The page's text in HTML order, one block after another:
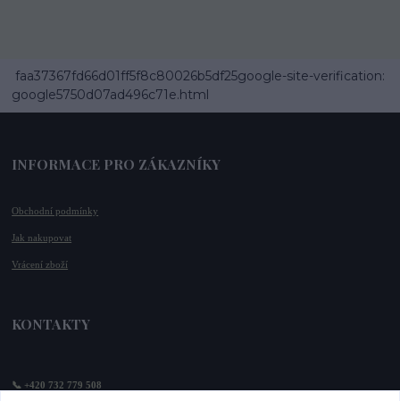
faa37367fd66d01ff5f8c80026b5df25google-site-verification:
google5750d07ad496c71e.html
INFORMACE PRO ZÁKAZNÍKY
Obchodní podmínky
Jak nakupovat
Vrácení zboží
KONTAKTY
📞 +420 732 779 508